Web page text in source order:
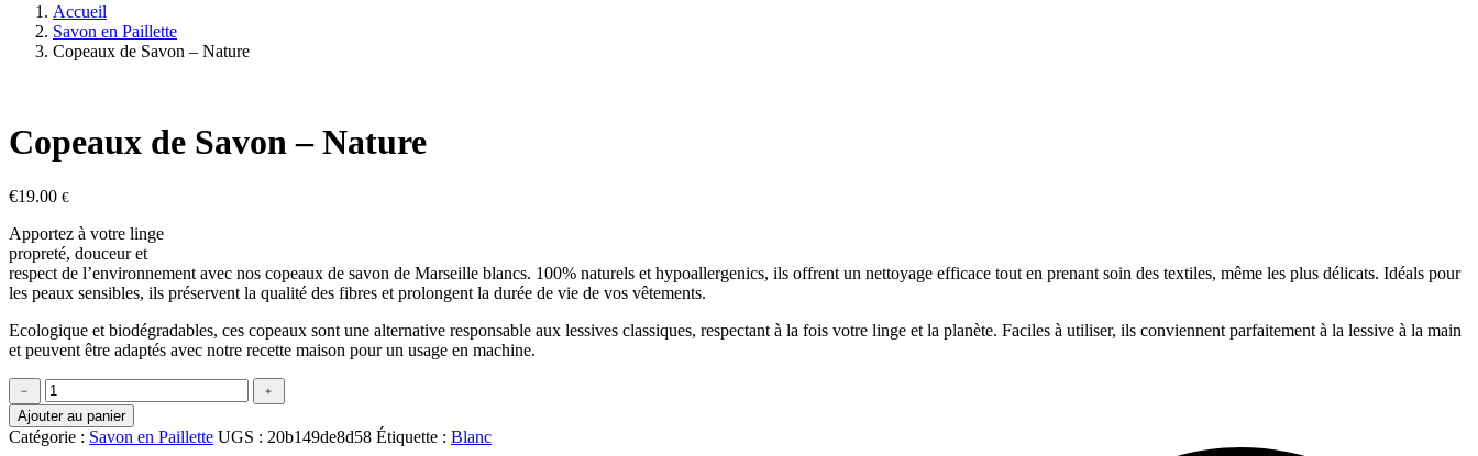
Accueil
Savon en Paillette
Copeaux de Savon – Nature
Copeaux de Savon – Nature
€19.00 €
Apportez à votre linge
propreté, douceur et
respect de l’environnement avec nos copeaux de savon de Marseille blancs. 100% naturels et hypoallergenics, ils offrent un nettoyage efficace tout en prenant soin des textiles, même les plus délicats. Idéals pour
les peaux sensibles, ils préservent la qualité des fibres et prolongent la durée de vie de vos vêtements.
Ecologique et biodégradables, ces copeaux sont une alternative responsable aux lessives classiques, respectant à la fois votre linge et la planète. Faciles à utiliser, ils conviennent parfaitement à la lessive à la main
et peuvent être adaptés avec notre recette maison pour un usage en machine.
quantité
de
Copeaux
de
﹣
﹢
Ajouter au panier
Catégorie : Savon en Paillette UGS : 20b149de8d58 Étiquette : Blanc